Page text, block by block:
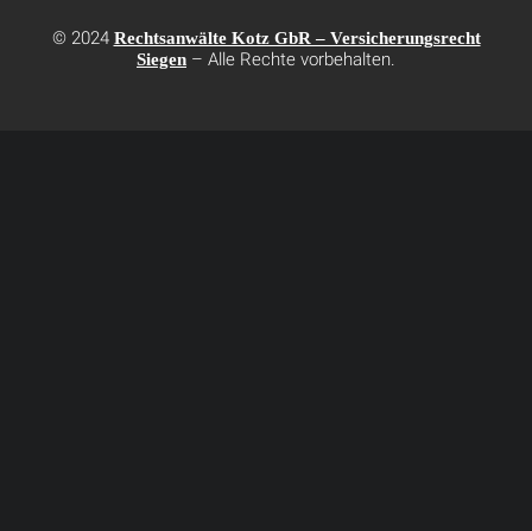
© 2024 Rechtsanwälte Kotz GbR – Versicherungsrecht
Siegen – Alle Rechte vorbehalten.